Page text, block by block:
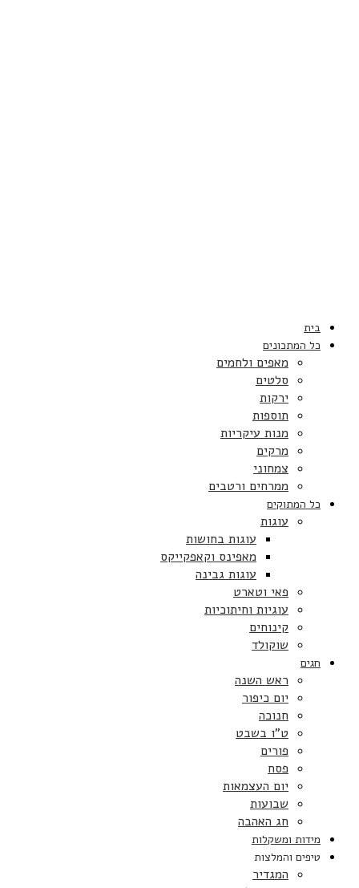
בית
כל המתכונים
מאפים ולחמים
סלטים
ירקות
תוספות
מנות עיקריות
מרקים
צמחוני
ממרחים ורטבים
כל המתוקים
עוגות
עוגות בחושות
מאפינס וקאפקייקס
עוגות גבינה
פאי וטארט
עוגיות וחיתוכיות
קינוחים
שוקולד
חגים
ראש השנה
יום כיפור
חנוכה
ט”ו בשבט
פורים
פסח
יום העצמאות
שבועות
חג האהבה
מידות ומשקלות
טיפים והמלצות
המגדיר